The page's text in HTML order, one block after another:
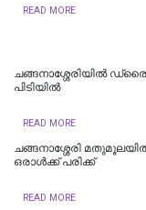
READ MORE
ചങ്ങനാശ്ശേരിയിൽ
പിടിയിൽ
READ MORE
ചങ്ങനാശ്ശേരി
ഒരാൾക്ക് പരിക്ക്
READ MORE